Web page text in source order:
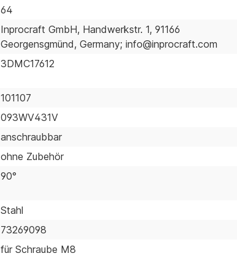
64
Inprocraft GmbH, Handwerkstr. 1, 91166
Georgensgmünd, Germany; info@inprocraft.com
3DMC17612
101107
093WV431V
anschraubbar
ohne Zubehör
90°
Stahl
73269098
für Schraube M8